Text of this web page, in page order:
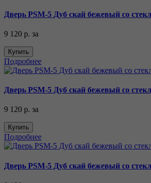
Дверь PSM-5 Дуб скай бежевый со
9 120 р. за
Купить
Подробнее
Дверь PSM-5 Дуб скай бежевый со
9 120 р. за
Купить
Подробнее
Дверь PSM-5 Дуб скай бежевый со